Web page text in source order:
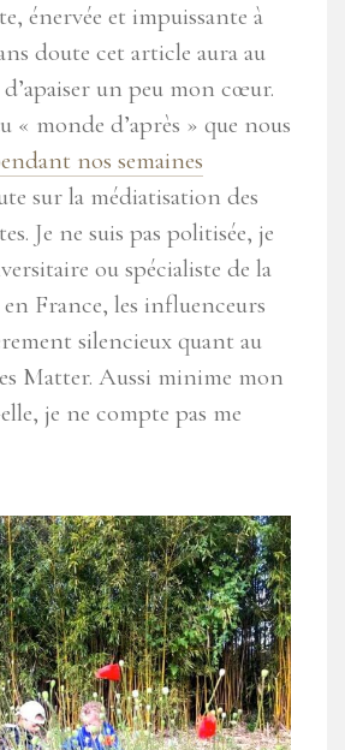
énervée et impuissante à
doute cet article aura au
un peu mon cœur.
« monde d’après » que nous
nos semaines
sur la médiatisation des
Je ne suis pas politisée, je
ou spécialiste de la
France, les influenceurs
silencieux quant au
Matter. Aussi minime mon
je ne compte pas me